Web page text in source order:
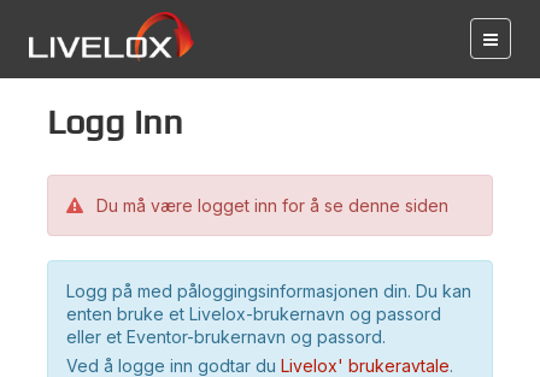
Logg inn
Du må være logget inn for å se denne siden
Logg på med påloggingsinformasjonen din. Du kan
enten bruke et Livelox-brukernavn og passord
eller et Eventor-brukernavn og passord.
Ved å logge inn godtar du Livelox' brukeravtale.